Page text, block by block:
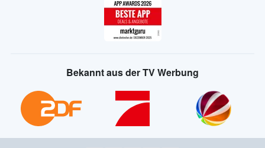
Bekannt aus der TV Werbung